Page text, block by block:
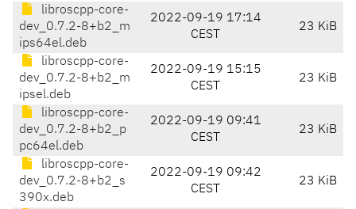
libroscpp-core-
dev_0.7.2-8+b2_m
ips64el.deb
2022-09-19 17:14
CEST
23 KiB
libroscpp-core-
dev_0.7.2-8+b2_m
ipsel.deb
2022-09-19 15:15
CEST
23 KiB
libroscpp-core-
dev_0.7.2-8+b2_p
pc64el.deb
2022-09-19 09:41
CEST
23 KiB
libroscpp-core-
dev_0.7.2-8+b2_s
390x.deb
2022-09-19 09:42
CEST
23 KiB